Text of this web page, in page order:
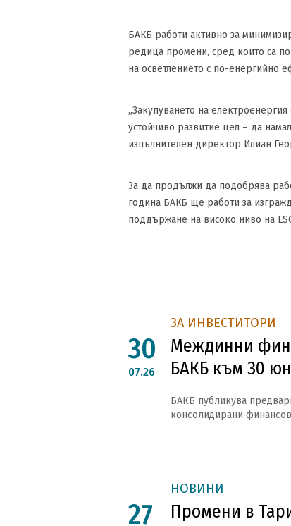
БАКБ работи активно за
редица промени, сред които са
на осветлението с по-енергийно
„Закупуването на
устойчиво развитие цел – да
изпълнителен директор Илиан
За да продължи да подобрява
година БАКБ ще работи за
поддържане на високо ниво на
ЗА ИНВЕСТИТОРИ
Междинни
БАКБ към 30
30
07.26
БАКБ публикува
консолидирани
НОВИНИ
Промени в
27